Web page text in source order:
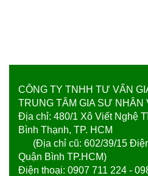
CÔNG TY TNHH TƯ VẤN
TRUNG TÂM GIA SƯ NHÂN
Địa chỉ: 480/1 Xô Viết Nghệ
Bình Thạnh, TP. HCM
(Địa chỉ cũ: 602/39/15
Quận Bình TP.HCM)
Điện thoại: 0907 711 224 -